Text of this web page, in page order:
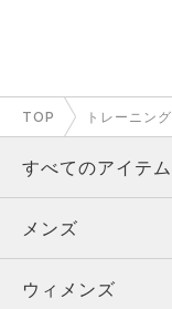
TOP トレーニング
すべてのアイテム
メンズ
ウィメンズ
メンズ
トップス
ウィメンズ